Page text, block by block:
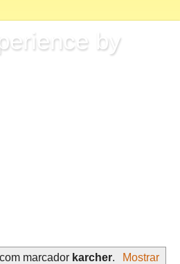
by
marcador karcher.
Mostrar